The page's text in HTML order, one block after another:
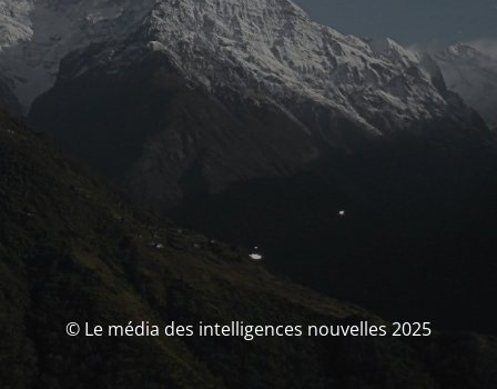
© Le média des intelligences nouvelles 2025